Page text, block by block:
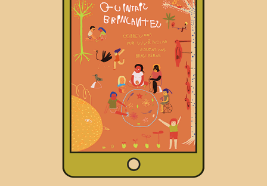
Livro digital Quintais Brincantes